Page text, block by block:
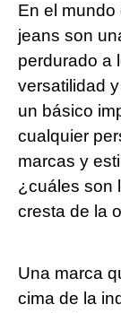
En ​el
jeans son
perdurado a
versatilidad
un⁤ básico
cualquier
marcas ​y​
¿cuáles son
cresta de la
Una marca
cima de la